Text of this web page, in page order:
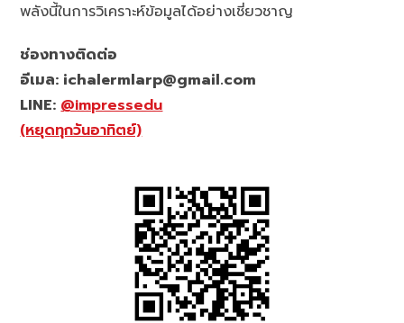
พลังนี้ในการวิเคราะห์ข้อมูลได้อย่างเชี่ยวชาญ
ช่องทางติดต่อ
อีเมล: ichalermlarp@gmail.com
LINE:@impressedu
(หยุดทุกวันอาทิตย์)